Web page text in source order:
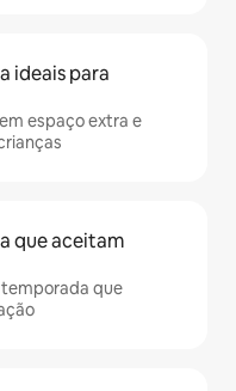
ideais para
espaço extra e
que aceitam
que